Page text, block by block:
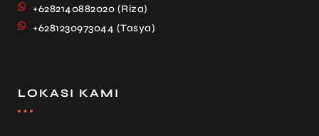
+6282140882020 (Riza)
+6281230973044 (Tasya)
LOKASI KAMI